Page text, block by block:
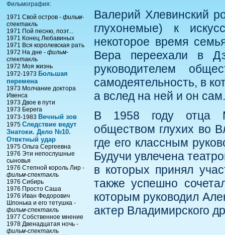
Фильмография:
1971 Свой остров -фильм-
спектакль
1971 Пой песню, поэт...
1971 Конец Любавиных
1971 Вся королевская рать
1972 На дне - фильм-
спектакль
1972 Моя жизнь
1972-1973 Большая
перемена
1973 Молчание доктора
Ивенса
1973 Двое в пути
1973 Берега
1973-1983 Вечный зов
1975 Следствие ведут
Знатоки. Дело №10.
Отвктный удар
1975 Ольга Сергеевна
1976 Эти непослушные
сыновья
1976 Степной король Лир -
фильм-спектакль
1976 Сибирь
1976 Просто Саша
1976 Иван Федорович
Шпонька и его тетушка -
фильм-спектакль
1977 Собственное мнение
1978 Двенадцатая ночь -
фильм-спектакль
Валерий Хлевинский
глухонемые) к
некоторое время
Вера переехали в
руководителем
самодеятельность, в
а вслед на ней и он сам.
В 1958 году отца
обществом глухих во
где его классным
Будучи увлечена
в которых принял
также успешно
которым руководил
актер Владимирского